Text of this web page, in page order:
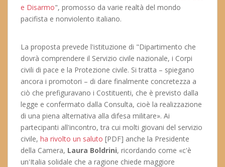
e Disarmo", promosso da varie realtà del mondo
pacifista e nonviolento italiano.
La proposta prevede l'istituzione di "Dipartimento che
dovrà comprendere il Servizio civile nazionale, i Corpi
civili di pace e la Protezione civile. Si tratta – spiegano
ancora i promotori – di dare finalmente concretezza a
ciò che prefiguravano i Costituenti, che è previsto dalla
legge e confermato dalla Consulta, cioè la realizzazione
di una piena alternativa alla difesa militare». Ai
partecipanti all'incontro, tra cui molti giovani del servizio
civile, ha rivolto un saluto [PDF] anche la Presidente
della Camera, Laura Boldrini, ricordando come «c'è
un'Italia solidale che a ragione chiede maggiore